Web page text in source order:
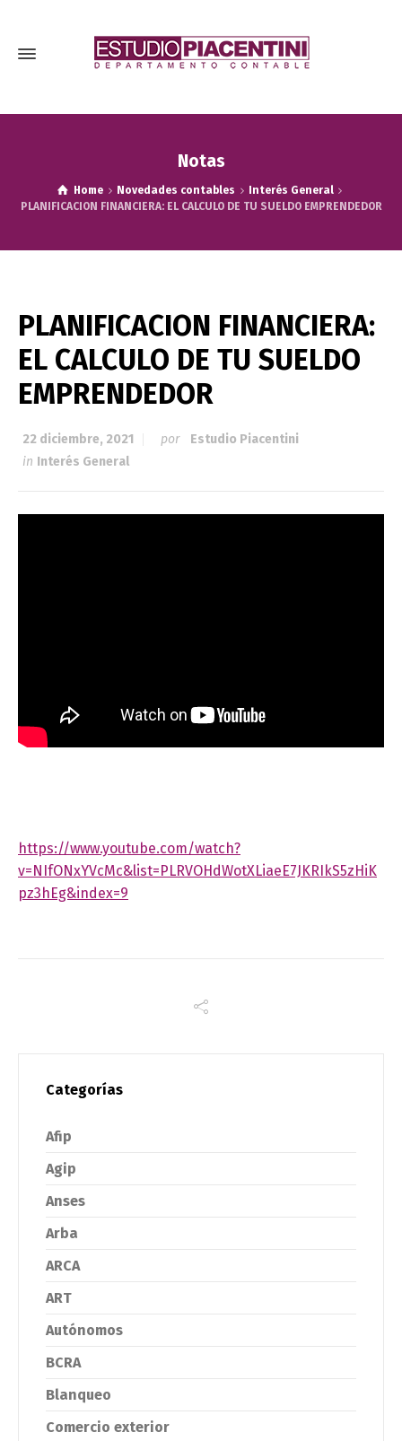
Notas
Home Novedades contables
Interés General
PLANIFICACION FINANCIERA: EL CALCULO DE TU SUELDO EMPRENDEDOR
PLANIFICACION FINANCIERA:
EL CALCULO DE TU SUELDO
EMPRENDEDOR
22 diciembre, 2021 por
Estudio Piacentini
in Interés General
https://www.youtube.com/watch?
v=NIfONxYVcMc&list=PLRVOHdWotXLiaeE7JKRIkS5zHiK
pz3hEg&index=9
Categorías
Afip
Agip
Anses
Arba
ARCA
ART
Autónomos
BCRA
Blanqueo
Comercio exterior